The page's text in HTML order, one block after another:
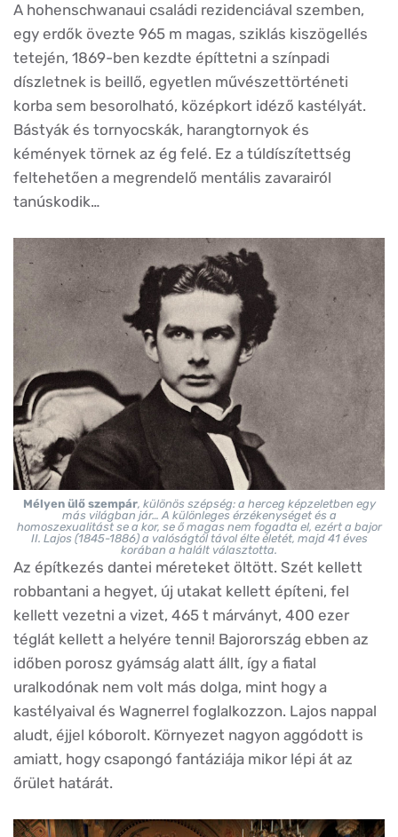
A hohenschwanaui családi rezidenciával szemben,
egy erdők övezte 965 m magas, sziklás kiszögellés
tetején, 1869-ben kezdte építtetni a színpadi
díszletnek is beillő, egyetlen művészettörténeti
korba sem besorolható, középkort idéző kastélyát.
Bástyák és tornyocskák, harangtornyok és
kémények törnek az ég felé. Ez a túldíszítettség
feltehetően a megrendelő mentális zavarairól
tanúskodik…
Mélyen ülő szempár, különös szépség: a herceg képzeletben egy
más világban jár… A különleges érzékenységet és a
homoszexualitást se a kor, se ő magas nem fogadta el, ezért a bajor
II. Lajos (1845-1886) a valóságtól távol élte életét, majd 41 éves
korában a halált választotta.
Az építkezés dantei méreteket öltött. Szét kellett
robbantani a hegyet, új utakat kellett építeni, fel
kellett vezetni a vizet, 465 t márványt, 400 ezer
téglát kellett a helyére tenni! Bajorország ebben az
időben porosz gyámság alatt állt, így a fiatal
uralkodónak nem volt más dolga, mint hogy a
kastélyaival és Wagnerrel foglalkozzon. Lajos nappal
aludt, éjjel kóborolt. Környezet nagyon aggódott is
amiatt, hogy csapongó fantáziája mikor lépi át az
őrület határát.